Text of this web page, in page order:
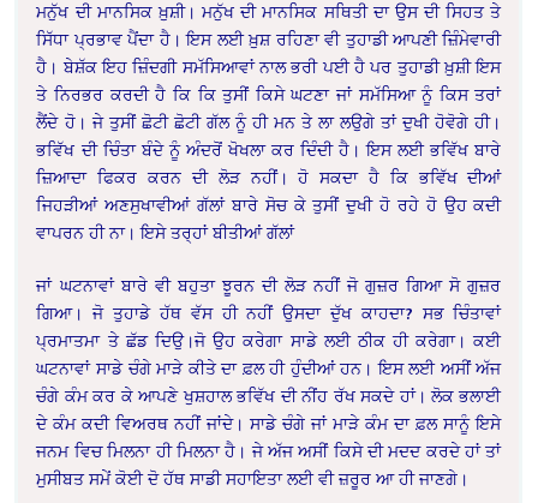
ਮਨੁੱਖ ਦੀ ਮਾਨਸਿਕ ਖ਼ੁਸ਼ੀ। ਮਨੁੱਖ ਦੀ ਮਾਨਸਿਕ ਸਥਿਤੀ ਦਾ ਉਸ ਦੀ ਸਿਹਤ ਤੇ
ਸਿੱਧਾ ਪ੍ਰਭਾਵ ਪੈਂਦਾ ਹੈ। ਇਸ ਲਈ ਖ਼ੁਸ਼ ਰਹਿਣਾ ਵੀ ਤੁਹਾਡੀ ਆਪਣੀ ਜ਼ਿੰਮੇਵਾਰੀ
ਹੈ। ਬੇਸ਼ੱਕ ਇਹ ਜ਼ਿੰਦਗੀ ਸਮੱਸਿਆਵਾਂ ਨਾਲ ਭਰੀ ਪਈ ਹੈ ਪਰ ਤੁਹਾਡੀ ਖ਼ੁਸ਼ੀ ਇਸ
ਤੇ ਨਿਰਭਰ ਕਰਦੀ ਹੈ ਕਿ ਕਿ ਤੁਸੀਂ ਕਿਸੇ ਘਟਣਾ ਜਾਂ ਸਮੱਸਿਆ ਨੂੰ ਕਿਸ ਤਰਾਂ
ਲੈਂਦੇ ਹੋ। ਜੇ ਤੁਸੀਂ ਛੋਟੀ ਛੋਟੀ ਗੱਲ ਨੂੰ ਹੀ ਮਨ ਤੇ ਲਾ ਲਉਗੇ ਤਾਂ ਦੁਖੀ ਹੋਵੋਗੇ ਹੀ।
ਭਵਿੱਖ ਦੀ ਚਿੰਤਾ ਬੰਦੇ ਨੂੰ ਅੰਦਰੋਂ ਖੋਖਲਾ ਕਰ ਦਿੰਦੀ ਹੈ। ਇਸ ਲਈ ਭਵਿੱਖ ਬਾਰੇ
ਜ਼ਿਆਦਾ ਫਿਕਰ ਕਰਨ ਦੀ ਲੋੜ ਨਹੀਂ। ਹੋ ਸਕਦਾ ਹੈ ਕਿ ਭਵਿੱਖ ਦੀਆਂ
ਜਿਹੜੀਆਂ ਅਣਸੁਖਾਵੀਆਂ ਗੱਲਾਂ ਬਾਰੇ ਸੋਚ ਕੇ ਤੁਸੀਂ ਦੁਖੀ ਹੋ ਰਹੇ ਹੋ ਉਹ ਕਦੀ
ਵਾਪਰਨ ਹੀ ਨਾ। ਇਸੇ ਤਰ੍ਹਾਂ ਬੀਤੀਆਂ ਗੱਲਾਂ
ਜਾਂ ਘਟਨਾਵਾਂ ਬਾਰੇ ਵੀ ਬਹੁਤਾ ਝੂਰਨ ਦੀ ਲੋੜ ਨਹੀਂ ਜੋ ਗੁਜ਼ਰ ਗਿਆ ਸੋ ਗੁਜ਼ਰ
ਗਿਆ। ਜੋ ਤੁਹਾਡੇ ਹੱਥ ਵੱਸ ਹੀ ਨਹੀਂ ਉਸਦਾ ਦੁੱਖ ਕਾਹਦਾ? ਸਭ ਚਿੰਤਾਵਾਂ
ਪ੍ਰਮਾਤਮਾ ਤੇ ਛੱਡ ਦਿਉ।ਜੋ ਉਹ ਕਰੇਗਾ ਸਾਡੇ ਲਈ ਠੀਕ ਹੀ ਕਰੇਗਾ। ਕਈ
ਘਟਨਾਵਾਂ ਸਾਡੇ ਚੰਗੇ ਮਾੜੇ ਕੀਤੇ ਦਾ ਫ਼ਲ ਹੀ ਹੁੰਦੀਆਂ ਹਨ। ਇਸ ਲਈ ਅਸੀਂ ਅੱਜ
ਚੰਗੇ ਕੰਮ ਕਰ ਕੇ ਆਪਣੇ ਖੁਸ਼ਹਾਲ ਭਵਿੱਖ ਦੀ ਨੀਂਹ ਰੱਖ ਸਕਦੇ ਹਾਂ। ਲੋਕ ਭਲਾਈ
ਦੇ ਕੰਮ ਕਦੀ ਵਿਅਰਥ ਨਹੀਂ ਜਾਂਦੇ। ਸਾਡੇ ਚੰਗੇ ਜਾਂ ਮਾੜੇ ਕੰਮ ਦਾ ਫ਼ਲ ਸਾਨੂੰ ਇਸੇ
ਜਨਮ ਵਿਚ ਮਿਲਨਾ ਹੀ ਮਿਲਨਾ ਹੈ। ਜੇ ਅੱਜ ਅਸੀਂ ਕਿਸੇ ਦੀ ਮਦਦ ਕਰਦੇ ਹਾਂ ਤਾਂ
ਮੁਸੀਬਤ ਸਮੇਂ ਕੋਈ ਦੋ ਹੱਥ ਸਾਡੀ ਸਹਾਇਤਾ ਲਈ ਵੀ ਜ਼ਰੂਰ ਆ ਹੀ ਜਾਣਗੇ।